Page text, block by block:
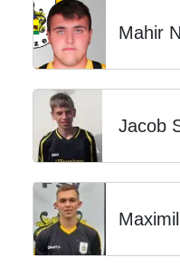
Mahir
Jacob